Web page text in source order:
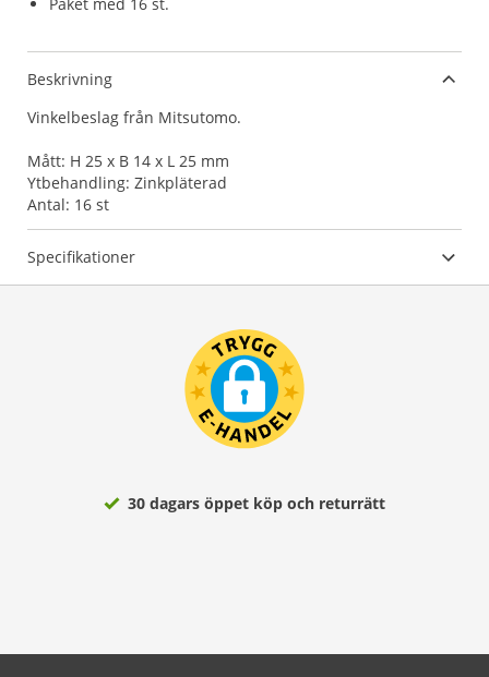
Beskrivning
Vinkelbeslag från Mitsutomo.
Mått: H 25 x B 14 x L 25 mm
Ytbehandling: Zinkpläterad
Antal: 16 st
Specifikationer
30 dagars öppet köp och returrätt